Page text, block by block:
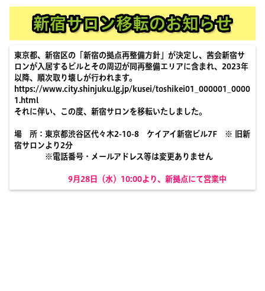
新宿サロン移転のお知らせ
東京都、新宿区の「新宿の拠点再整備方針」が決定し、茜会新宿サ
ロンが入居するビルとその周辺が同再整備エリアに含まれ、 2023年
以降、順次取り壊しが行われます。
https://www.city.shinjuku.lg.jp/kusei/toshikei01_000001_0000
1.html
それに伴い、この度、新宿サロンを移転いたしました。
場 所： 東京都渋谷区代々木2-10-8 ケイアイ新宿ビル7F ※ 旧新
宿サロンより2分
※電話番号・メールアドレス等は変更ありません
9月28日（水） 10:00より、新拠点にて営業中